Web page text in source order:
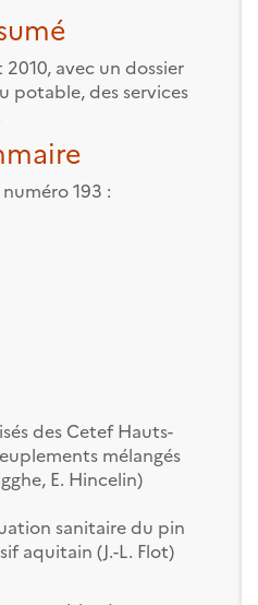
avec un dossier
potable, des services
193 :
des Cetef Hauts-
mélangés
E. Hincelin)
sanitaire du pin
aquitain (J.-L. Flot)